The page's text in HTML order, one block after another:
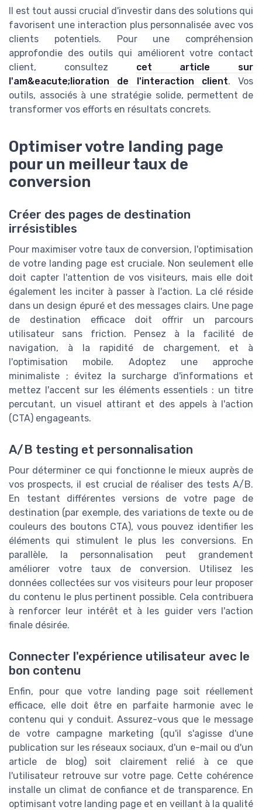
Il est tout aussi crucial d'investir dans des solutions qui
favorisent une interaction plus personnalisée avec vos
clients potentiels. Pour une compréhension
approfondie des outils qui améliorent votre contact
client, consultez cet article sur
l'am&eacute;lioration de l'interaction client. Vos
outils, associés à une stratégie solide, permettent de
transformer vos efforts en résultats concrets.
Optimiser votre landing page
pour un meilleur taux de
conversion
Créer des pages de destination
irrésistibles
Pour maximiser votre taux de conversion, l'optimisation
de votre landing page est cruciale. Non seulement elle
doit capter l'attention de vos visiteurs, mais elle doit
également les inciter à passer à l'action. La clé réside
dans un design épuré et des messages clairs. Une page
de destination efficace doit offrir un parcours
utilisateur sans friction. Pensez à la facilité de
navigation, à la rapidité de chargement, et à
l'optimisation mobile. Adoptez une approche
minimaliste ; évitez la surcharge d'informations et
mettez l'accent sur les éléments essentiels : un titre
percutant, un visuel attirant et des appels à l'action
(CTA) engageants.
A/B testing et personnalisation
Pour déterminer ce qui fonctionne le mieux auprès de
vos prospects, il est crucial de réaliser des tests A/B.
En testant différentes versions de votre page de
destination (par exemple, des variations de texte ou de
couleurs des boutons CTA), vous pouvez identifier les
éléments qui stimulent le plus les conversions. En
parallèle, la personnalisation peut grandement
améliorer votre taux de conversion. Utilisez les
données collectées sur vos visiteurs pour leur proposer
du contenu le plus pertinent possible. Cela contribuera
à renforcer leur intérêt et à les guider vers l'action
finale désirée.
Connecter l'expérience utilisateur avec le
bon contenu
Enfin, pour que votre landing page soit réellement
efficace, elle doit être en parfaite harmonie avec le
contenu qui y conduit. Assurez-vous que le message
de votre campagne marketing (qu'il s'agisse d'une
publication sur les réseaux sociaux, d'un e-mail ou d'un
article de blog) soit clairement relié à ce que
l'utilisateur retrouve sur votre page. Cette cohérence
installe un climat de confiance et de transparence. En
optimisant votre landing page et en veillant à la qualité